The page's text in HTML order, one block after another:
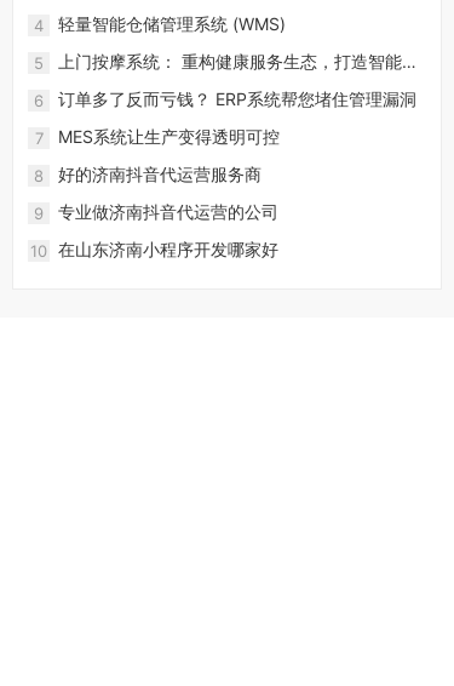
字化智能工厂
4 轻量智能仓储管理系统 (WMS)
5
上门按摩系统： 重构健康服务生态，打造智能化
预约服务新体验
6 订单多了反而亏钱？ ERP系统帮您堵住管理漏洞
7 MES系统让生产变得透明可控
8 好的济南抖音代运营服务商
9 专业做济南抖音代运营的公司
10 在山东济南小程序开发哪家好